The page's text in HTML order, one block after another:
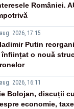
României.
2026, 17:15
Putin
înființat o nouă
2026, 16:11
Bolojan, discuții
economie,